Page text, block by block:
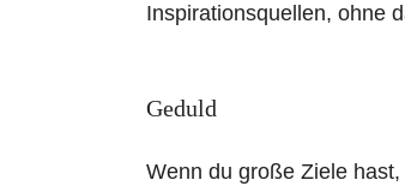
Inspirationsquellen, ohne
Geduld
Wenn du große Ziele